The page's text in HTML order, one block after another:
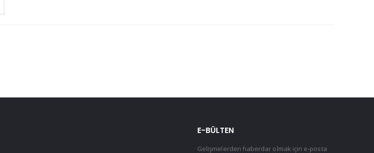
E-BÜLTEN
Gelişmelerden haberdar olmak için e-posta